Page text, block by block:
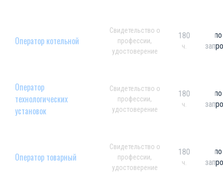
Оператор котельной
Свидетельство о
профессии,
удостоверение
180
ч.
по
Оператор
технологических
установок
Свидетельство о
профессии,
удостоверение
180
ч.
по
Оператор товарный
Свидетельство о
профессии,
удостоверение
180
ч.
по